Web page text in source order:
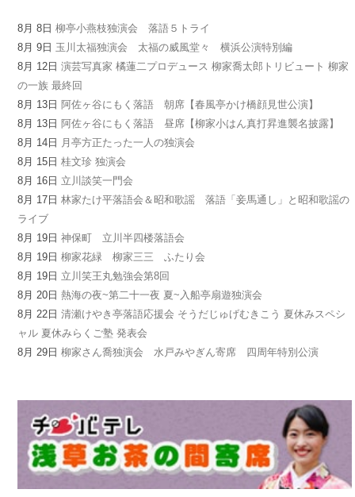
8月 8日柳亭小燕枝独演会 落語５トライ
8月 9日 玉川太福独演会 太福の威風堂々 横浜公演特別編
8月 12日演芸写真家 橘蓮二プロデュース 柳家喬太郎トリビュート 柳家
の一族 最終回
8月 13日阿佐ヶ谷にもく落語 朝席【春風亭かけ橋顔見世公演】
8月 13日阿佐ヶ谷にもく落語 昼席【柳家小はん真打昇進襲名披露】
8月 14日 月亭方正たった一人の独演会
8月 15日桂文珍 独演会
8月 16日 立川談笑一門会
8月 17日林家たけ平落語会＆昭和歌謡 落語「妾馬通し」と昭和歌謡の
ライブ
8月 19日神保町 立川半四楼落語会
8月 19日柳家花緑 柳家三三 ふたり会
8月 19日 立川笑王丸勉強会第8回
8月 20日熱海の夜~第二十一夜 夏~入船亭扇遊独演会
8月 22日清瀬けやき亭落語応援会 そうだじゅげむきこう 夏休みスペシ
ャル 夏休みらくご塾 発表会
8月 29日柳家さん喬独演会 水戸みやぎん寄席 四周年特別公演